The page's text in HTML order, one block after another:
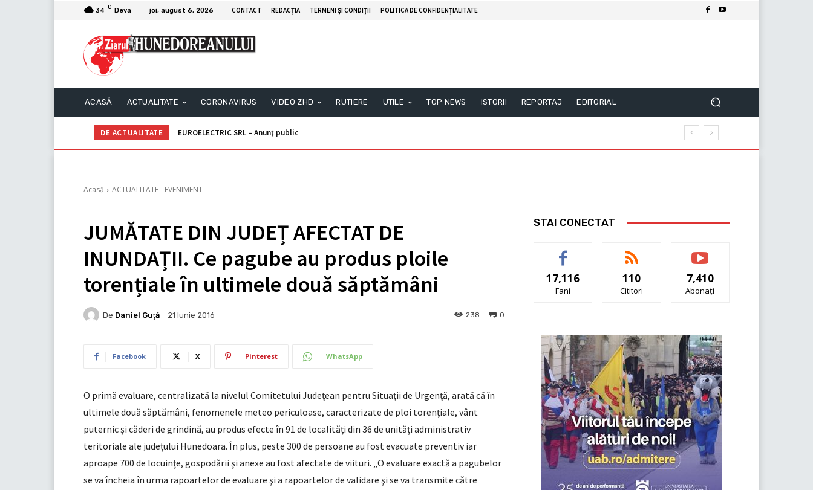
34 C Deva joi, august 6, 2026 CONTACT REDACŢIA TERMENI ȘI CONDIȚII POLITICA DE CONFIDENȚIALITATE
ACASĂ ACTUALITATE CORONAVIRUS VIDEO ZHD RUTIERE UTILE TOP NEWS ISTORII REPORTAJ EDITORIAL
DE ACTUALITATE EUROELECTRIC SRL – Anunţ public
Primăria Mun. ORĂȘTIE – Anunţ public
Acasă ACTUALITATE - EVENIMENT
JUMĂTATE DIN JUDEȚ AFECTAT DE
INUNDAȚII. Ce pagube au produs ploile
torențiale în ultimele două săptămâni
De Daniel Guţă 21 Iunie 2016 0
238
Facebook X Pinterest WhatsApp
O primă evaluare, centralizată la nivelul Comitetului Judeţean pentru Situaţii de Urgenţă, arată că în
ultimele două săptămâni, fenomenele meteo periculoase, caracterizate de ploi torenţiale, vânt
puternic şi căderi de grindină, au produs efecte în 91 de localităţi din 36 de unităţi administrativ
teritoriale ale judeţului Hunedoara. În plus, peste 300 de persoane au fost evacuate preventiv iar
aproape 700 de locuinţe, gospodării şi anexe au fost afectate de viituri. „O evaluare exactă a pagubelor
se va încheia în urma rapoartelor de evaluare şi a rapoartelor de validare şi se va transmite către
STAI CONECTAT
17,116
Fani
110
Cititori
7,410
Abonați